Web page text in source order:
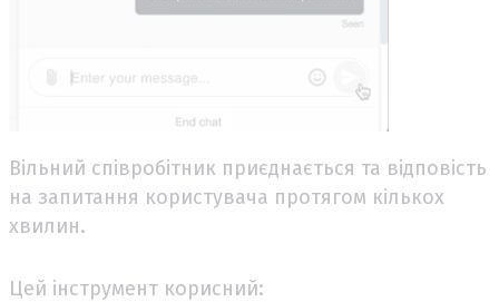
Вільний співробітник приєднається та відповість
на запитання користувача протягом кількох
хвилин.
Цей інструмент корисний: